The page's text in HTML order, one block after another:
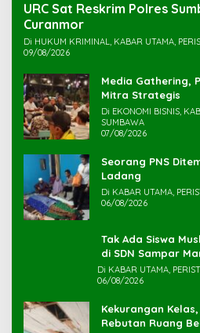
URC Sat Reskrim Polres
Di HUKUM KRIMINAL, KABAR UTAMA,
09/08/2026
Media Gathering,
Mitra Strategis
Di EKONOMI BISNIS,
SUMBAWA
07/08/2026
Seorang PNS
Ladang
Di KABAR UTAMA,
06/08/2026
Tak Ada Siswa
Di KABAR UTAMA,
06/08/2026
Kekurangan
Rebutan Ruang